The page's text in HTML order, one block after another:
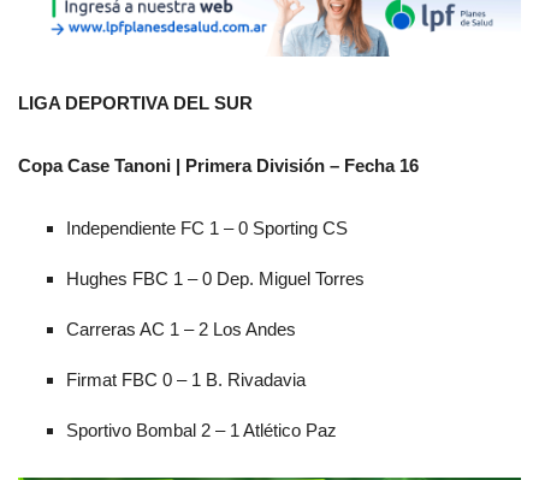
LIGA DEPORTIVA DEL SUR
Copa Case Tanoni | Primera División – Fecha 16
Independiente FC 1 – 0 Sporting CS
Hughes FBC 1 – 0 Dep. Miguel Torres
Carreras AC 1 – 2 Los Andes
Firmat FBC 0 – 1 B. Rivadavia
Sportivo Bombal 2 – 1 Atlético Paz